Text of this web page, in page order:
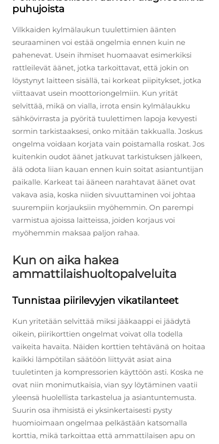
puhujoista
Vilkkaiden kylmälaukun tuulettimien äänten
seuraaminen voi estää ongelmia ennen kuin ne
pahenevat. Usein ihmiset huomaavat esimerkiksi
rattleilevät äänet, jotka tarkoittavat, että jokin on
löystynyt laitteen sisällä, tai korkeat piipitykset, jotka
viittaavat usein moottoriongelmiin. Kun yrität
selvittää, mikä on vialla, irrota ensin kylmälaukku
sähkövirrasta ja pyöritä tuulettimen lapoja kevyesti
sormin tarkistaaksesi, onko mitään takkualla. Joskus
ongelma voidaan korjata vain poistamalla roskat. Jos
kuitenkin oudot äänet jatkuvat tarkistuksen jälkeen,
älä odota liian kauan ennen kuin soitat asiantuntijan
paikalle. Karkeat tai ääneen narahtavat äänet ovat
vakava asia, koska niiden sivuuttaminen voi johtaa
suurempiin korjauksiin myöhemmin. On parempi
varmistua ajoissa laitteissa, joiden korjaus voi
myöhemmin maksaa paljon rahaa.
Kun on aika hakea
ammattilaishuoltopalveluita
Tunnistaa piirilevyjen vikatilanteet
Kun yritetään selvittää miksi jääkaappi ei jäädytä
oikein, piirikorttien ongelmat voivat olla todella
vaikeita havaita. Näiden korttien tehtävänä on hoitaa
kaikki lämpötilan säätöön liittyvät asiat aina
tuuletinten ja kompressorien käyttöön asti. Koska ne
ovat niin monimutkaisia, vian syy löytäminen vaatii
yleensä huolellista tarkastelua ja asiantuntemusta.
Suurin osa ihmisistä ei yksinkertaisesti pysty
huomioimaan ongelmaa pelkästään katsomalla
korttia, mikä tarkoittaa että ammattilaisen apu on